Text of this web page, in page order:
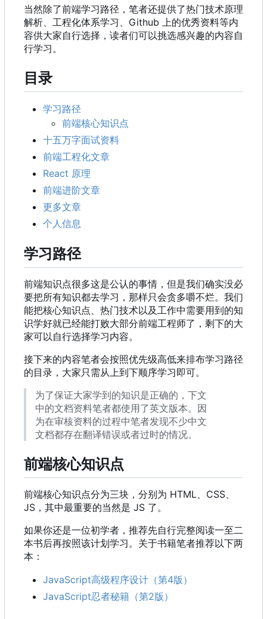
当然除了前端学习路径 ， 笔者还提供了热门技术原理
解析、工程化体系学习、Github 上的优秀资料等内
容供大家自行选择，读者们可以挑选感兴趣的内容自
行学习。
目录
学习路径
前端核心知识点
十五万字面试资料
前端工程化文章
React 原理
前端进阶文章
更多文章
个人信息
学习路径
前端知识点很多这是公认的事情，但是我们确实没必
要把所有知识都去学习，那样只会贪多嚼不烂。我们
能把核心知识点、热门技术以及工作中需要用到的知
识学好就已经能打败大部分前端工程师了，剩下的大
家可以自行选择学习内容。
接下来的内容笔者会按照优先级高低来排布学习路径
的目录，大家只需从上到下顺序学习即可。
为了保证大家学到的知识是正确的，下文
中的文档资料笔者都使用了英文版本。因
为在审核资料的过程中笔者发现不少中文
文档都存在翻译错误或者过时的情况。
前端核心知识点
前端核心知识点分为三块，分别为 HTML、CSS、
JS ， 其中最重要的当然是 JS 了。
如果你还是一位初学者，推荐先自行完整阅读一至二
本书后再按照该计划学习。关于书籍笔者推荐以下两
本：
JavaScript高级程序设计 （第4版 ）
JavaScript忍者秘籍 （第2版 ）